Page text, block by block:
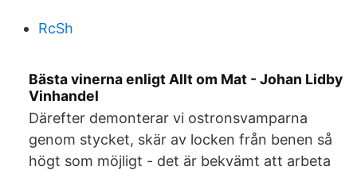
RcSh
Bästa vinerna enligt Allt om Mat - Johan Lidby
Vinhandel
Därefter demonterar vi ostronsvamparna
genom stycket, skär av locken från benen så
högt som möjligt - det är bekvämt att arbeta